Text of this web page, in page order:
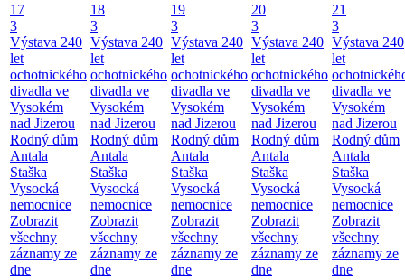
17
3
Výstava 240
let
ochotnického
divadla ve
Vysokém
nad Jizerou
Rodný dům
Antala
Staška
Vysocká
nemocnice
Zobrazit
všechny
záznamy ze
dne
18
3
Výstava 240
let
ochotnického
divadla ve
Vysokém
nad Jizerou
Rodný dům
Antala
Staška
Vysocká
nemocnice
Zobrazit
všechny
záznamy ze
dne
19
3
Výstava 240
let
ochotnického
divadla ve
Vysokém
nad Jizerou
Rodný dům
Antala
Staška
Vysocká
nemocnice
Zobrazit
všechny
záznamy ze
dne
20
3
Výstava 240
let
ochotnického
divadla ve
Vysokém
nad Jizerou
Rodný dům
Antala
Staška
Vysocká
nemocnice
Zobrazit
všechny
záznamy ze
dne
21
3
Výstava 240
let
divadla ve
Vysokém
nad Jizerou
Rodný dům
Antala
Staška
Vysocká
nemocnice
Zobrazit
všechny
záznamy ze
dne